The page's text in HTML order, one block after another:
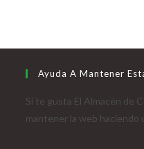
Ayuda A Mantener
Si te gusta El Almacén de
mantener la web haciendo